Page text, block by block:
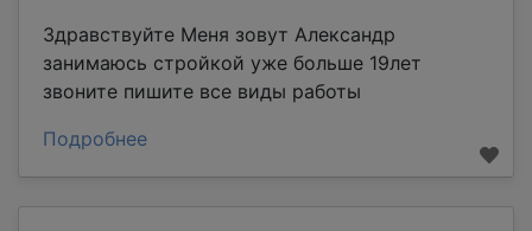
Здравствуйте Меня зовут Александр
занимаюсь стройкой уже больше 19лет
звоните пишите все виды работы
Подробнее